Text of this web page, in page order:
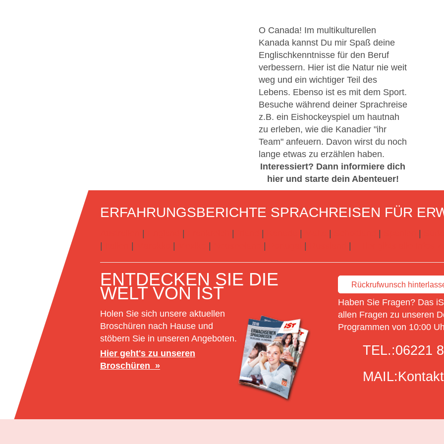
O Canada! Im multikulturellen
Kanada kannst Du mir Spaß deine
Englischkenntnisse für den Beruf
verbessern. Hier ist die Natur nie weit
weg und ein wichtiger Teil des
Lebens. Ebenso ist es mit dem Sport.
Besuche während deiner Sprachreise
z.B. ein Eishockeyspiel um hautnah
zu erleben, wie die Kanadier "ihr
Team" anfeuern. Davon wirst du noch
lange etwas zu erzählen haben.
Interessiert? Dann informiere dich
hier und starte dein Abenteuer!
ERFAHRUNGSBERICHTE SPRACHREISEN FÜR
ENTDECKEN SIE DIE
WELT VON IST
Holen Sie sich unsere aktuellen
Broschüren nach Hause und
stöbern Sie in unseren Angeboten.
Hier geht's zu unseren
Broschüren
Rückrufwunsch
Haben Sie Fragen? Das
allen Fragen zu unseren
Programmen von 10:00
TEL.:06221
MAIL:Kontakt